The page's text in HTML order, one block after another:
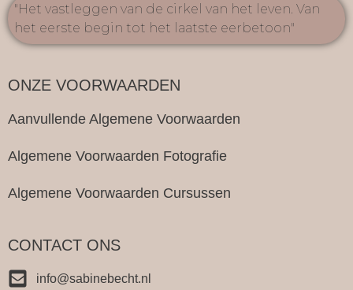
"Het vastleggen van de cirkel van het leven. Van
het eerste begin tot het laatste eerbetoon"
ONZE VOORWAARDEN
Aanvullende Algemene Voorwaarden
Algemene Voorwaarden Fotografie
Algemene Voorwaarden Cursussen
CONTACT ONS
info@sabinebecht.nl